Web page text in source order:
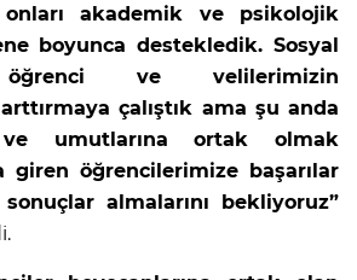
akademik ve psikolojik
boyunca destekledik. Sosyal
ve velilerimizin
çalıştık ama şu anda
ve umutlarına ortak olmak
giren öğrencilerimize başarılar
almalarını bekliyoruz”